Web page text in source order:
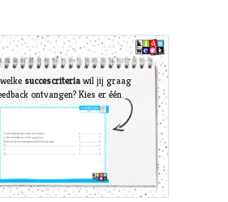
succescriteria wil jij graag
ontvangen? Kies er één.